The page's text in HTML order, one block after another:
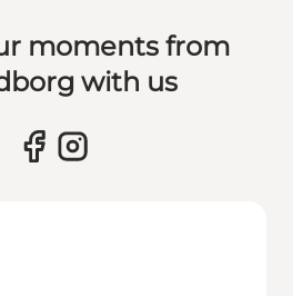
moments from
with us